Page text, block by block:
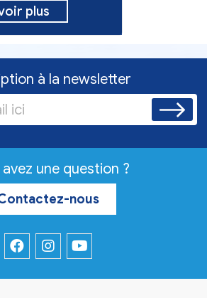
plus
à la newsletter
une question ?
nous